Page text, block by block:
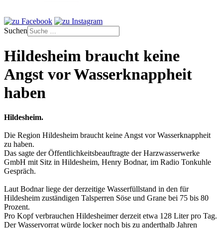
Suchen
Hildesheim braucht keine
Angst vor Wasserknappheit
haben
Hildesheim.
Die Region Hildesheim braucht keine Angst vor Wasserknappheit
zu haben.
Das sagte der Öffentlichkeitsbeauftragte der Harzwasserwerke
GmbH mit Sitz in Hildesheim, Henry Bodnar, im Radio Tonkuhle
Gespräch.
Laut Bodnar liege der derzeitige Wasserfüllstand in den für
Hildesheim zuständigen Talsperren Söse und Grane bei 75 bis 80
Prozent.
Pro Kopf verbrauchen Hildesheimer derzeit etwa 128 Liter pro Tag.
Der Wasservorrat würde locker noch bis zu anderthalb Jahren